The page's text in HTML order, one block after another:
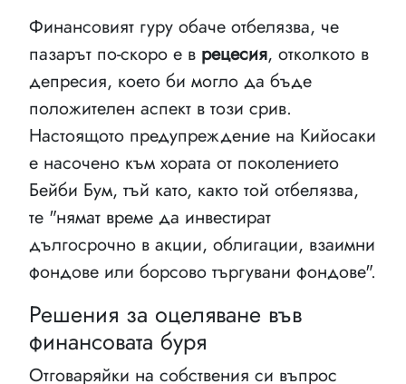
Финансовият гуру обаче отбелязва, че
пазарът по-скоро е в рецесия, отколкото в
депресия, което би могло да бъде
положителен аспект в този срив.
Настоящото предупреждение на Кийосаки
е насочено към хората от поколението
Бейби Бум, тъй като, както той отбелязва,
те "нямат време да инвестират
дългосрочно в акции, облигации, взаимни
фондове или борсово търгувани фондове".
Решения за оцеляване във
финансовата буря
Отговаряйки на собствения си въпрос